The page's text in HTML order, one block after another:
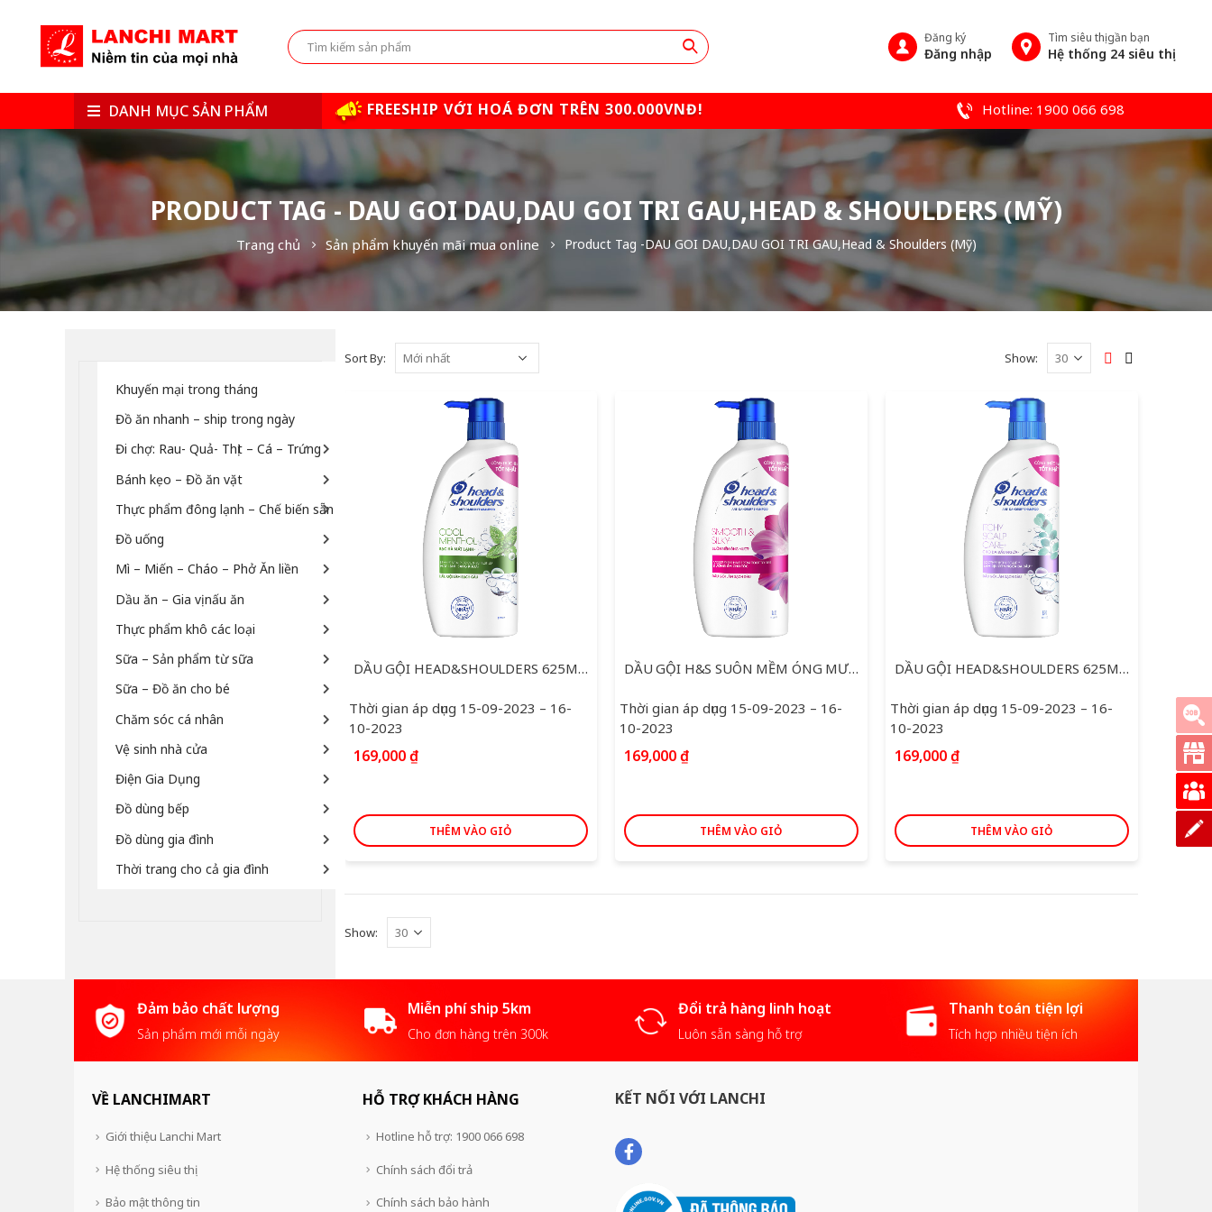
Đăng ký
Đăng nhập
Tìm siêu thị gần bạn
Hệ thống 24 siêu thị
DANH MỤC SẢN PHẨM FREESHIP VỚI HOÁ ĐƠN TRÊN 300.000VNĐ! Hotline: 1900 066 698
PRODUCT TAG - DAU GOI DAU,DAU GOI TRI GAU,HEAD & SHOULDERS (MỸ)
Trang chủ Sản phẩm khuyến mãi mua online Product Tag -DAU GOI DAU,DAU GOI TRI GAU,Head & Shoulders (Mỹ)
Sort By: Show:
DẦU GỘI HEAD&SHOULDERS 625ML BẠC HÀ
Thời gian áp dụng 15-09-2023 – 16-
10-2023
169,000₫
THÊM VÀO GIỎ
DẦU GỘI H&S SUÔN MỀM ÓNG MƯỢT 625ML
Thời gian áp dụng 15-09-2023 – 16-
10-2023
169,000₫
THÊM VÀO GIỎ
DẦU GỘI HEAD&SHOULDERS 625ML DA DẦU NGỨA
Thời gian áp dụng 15-09-2023 – 16-
10-2023
169,000₫
THÊM VÀO GIỎ
Show:
Khuyến mại trong tháng
Đồ ăn nhanh – ship trong ngày
Đi chợ: Rau- Quả- Thịt – Cá – Trứng
Bánh kẹo – Đồ ăn vặt
Thực phẩm đông lạnh – Chế biến sẵn
Đồ uống
Mì – Miến – Cháo – Phở Ăn liền
Dầu ăn – Gia vị nấu ăn
Thực phẩm khô các loại
Sữa – Sản phẩm từ sữa
Sữa – Đồ ăn cho bé
Chăm sóc cá nhân
Vệ sinh nhà cửa
Điện Gia Dụng
Đồ dùng bếp
Đồ dùng gia đình
Thời trang cho cả gia đình
Đảm bảo chất lượng
Sản phẩm mới mỗi ngày
Miễn phí ship 5km
Cho đơn hàng trên 300k
Đổi trả hàng linh hoạt
Luôn sẵn sàng hỗ trợ
Thanh toán tiện lợi
Tích hợp nhiều tiện ích
VỀ LANCHIMART
Giới thiệu Lanchi Mart
Hệ thống siêu thị
Bảo mật thông tin
HỖ TRỢ KHÁCH HÀNG
Hotline hỗ trợ: 1900 066 698
Chính sách đổi trả
Chính sách bảo hành
KẾT NỐI VỚI LANCHI